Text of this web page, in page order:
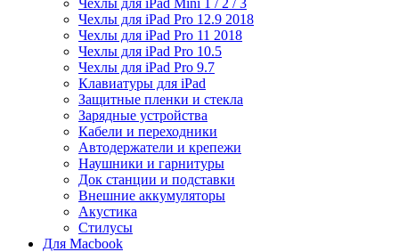
Чехлы для iPad Mini 1 / 2 / 3
Чехлы для iPad Pro 12.9 2018
Чехлы для iPad Pro 11 2018
Чехлы для iPad Pro 10.5
Чехлы для iPad Pro 9.7
Клавиатуры для iPad
Защитные пленки и стекла
Зарядные устройства
Кабели и переходники
Автодержатели и крепежи
Наушники и гарнитуры
Док станции и подставки
Внешние аккумуляторы
Акустика
Стилусы
Для Macbook